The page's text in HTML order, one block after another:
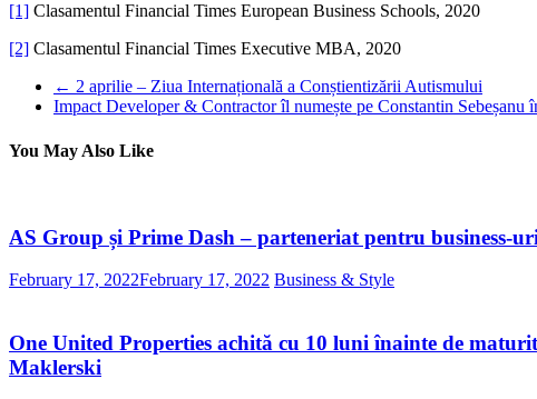
[1] Clasamentul Financial Times European Business Schools, 2020
[2] Clasamentul Financial Times Executive MBA, 2020
← 2 aprilie – Ziua Internațională a Conștientizării Autismului
Impact Developer & Contractor îl numește pe Constantin
You May Also Like
AS Group și Prime Dash – parteneriat pentru business-
February 17, 2022February 17, 2022 Business & Style
One United Properties achită cu 10 luni înainte de
Maklerski